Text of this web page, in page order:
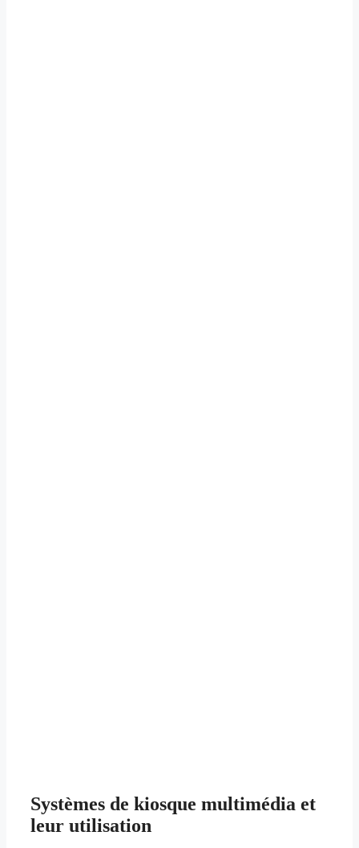
Systèmes de kiosque multimédia et
leur utilisation